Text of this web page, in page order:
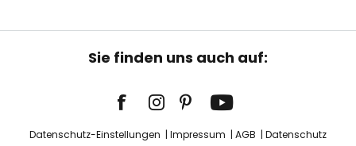
Sie finden uns auch auf:
Datenschutz-Einstellungen Impressum AGB Datenschutz